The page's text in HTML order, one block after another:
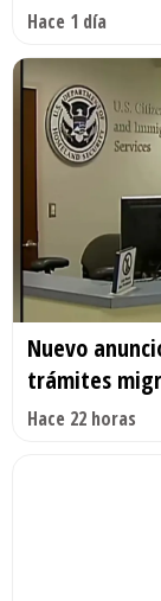
Hace 1 día
Nuevo
trámites
Hace 22 horas